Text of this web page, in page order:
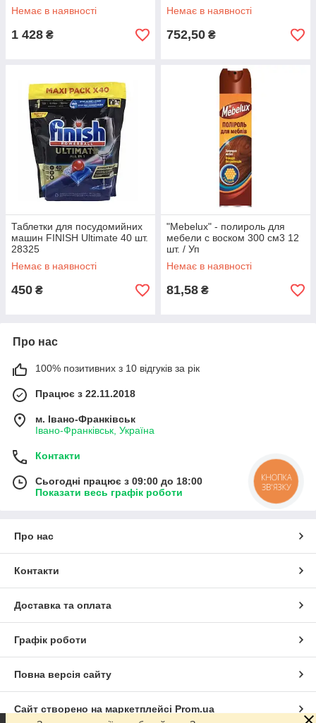
Немає в наявності
1 428 ₴
Немає в наявності
752,50 ₴
Таблетки для посудомийних
машин FINISH Ultimate 40 шт.
28325
Немає в наявності
450 ₴
"Mebelux" - полироль для
мебели с воском 300 см3 12
шт. / Уп
Немає в наявності
81,58 ₴
Про нас
100% позитивних з 10 відгуків за рік
Працює з 22.11.2018
м. Івано-Франківськ
Івано-Франківськ, Україна
Контакти
Сьогодні працює з 09:00 до 18:00
Показати весь графік роботи
Про нас
Контакти
Доставка та оплата
Графік роботи
Повна версія сайту
Сайт створено на маркетплейсі Prom.ua
КНОПКА
ЗВ'ЯЗКУ